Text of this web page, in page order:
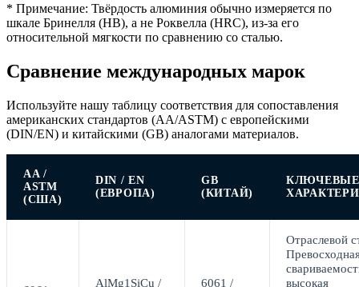
* Примечание: Твёрдость алюминия обычно измеряется по
шкале Бринелля (HB), а не Роквелла (HRC), из-за его
относительной мягкости по сравнению со сталью.
Сравнение международных марок
Используйте нашу таблицу соответствия для сопоставления
американских стандартов (AA/ASTM) с европейскими
(DIN/EN) и китайскими (GB) аналогами материалов.
AA /
ASTM
(США)
DIN / EN
(ЕВРОПА)
GB
(КИТАЙ)
КЛЮЧЕВЫЕ
AlMg1SiCu / 6061 /
Отраслевой
высокая